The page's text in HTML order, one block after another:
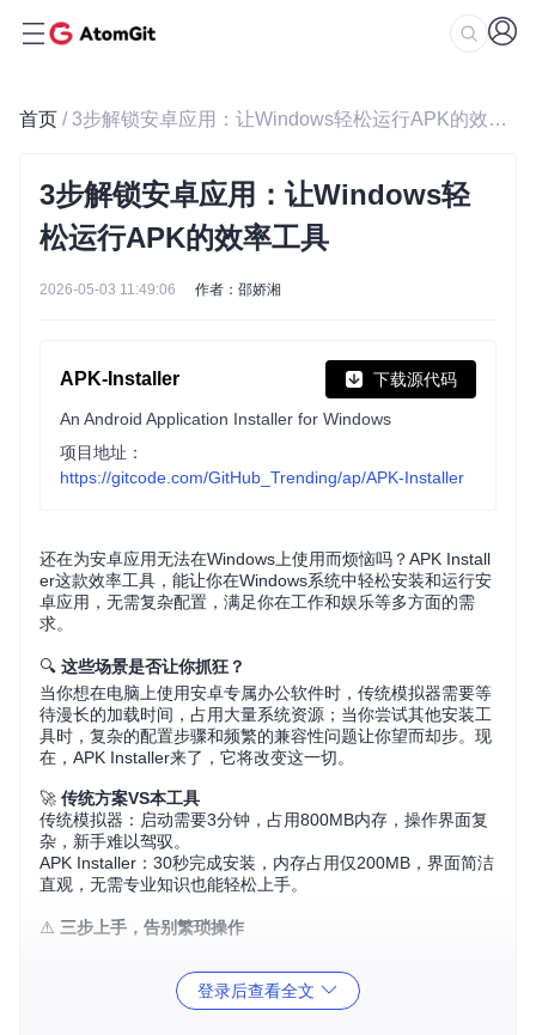
首页 / 3步解锁安卓应用：让Windows轻松运行APK的效率工具
3步解锁安卓应用：让Windows轻
松运行APK的效率工具
2026-05-03 11:49:06 作者：邵娇湘
APK-Installer 下载源代码
An Android Application Installer for Windows
项目地址：
https://gitcode.com/GitHub_Trending/ap/APK-Installer
还在为安卓应用无法在Windows上使用而烦恼吗？APK Install
er这款效率工具，能让你在Windows系统中轻松安装和运行安
卓应用，无需复杂配置，满足你在工作和娱乐等多方面的需
求。
🔍 这些场景是否让你抓狂？
当你想在电脑上使用安卓专属办公软件时，传统模拟器需要等
待漫长的加载时间，占用大量系统资源；当你尝试其他安装工
具时，复杂的配置步骤和频繁的兼容性问题让你望而却步。现
在，APK Installer来了，它将改变这一切。
🚀 传统方案VS本工具
传统模拟器：启动需要3分钟，占用800MB内存，操作界面复
杂，新手难以驾驭。
APK Installer：30秒完成安装，内存占用仅200MB，界面简洁
直观，无需专业知识也能轻松上手。
⚠️ 三步上手，告别繁琐操作
打开命令行工具，输入以下命令克隆项目仓库：
e https://gitcode.com/GitHub_Trending/ap/APK
登录后查看全文